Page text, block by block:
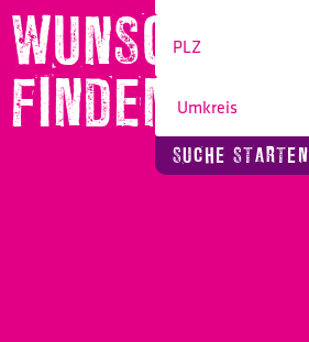
WUNSCHBERUF
FINDEN!
SUCHE STARTEN